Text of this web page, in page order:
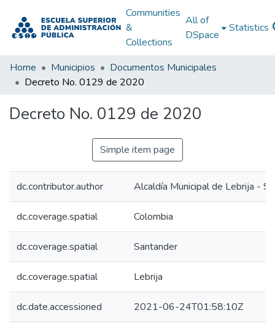
Communities
&
Collections
All of
DSpace
Statistics
Home Municipios
Documentos Municipales
Decreto No. 0129 de 2020
Decreto No. 0129 de 2020
Simple item page
dc.contributor.author Alcaldía Municipal de Lebrija -
dc.coverage.spatial Colombia
dc.coverage.spatial Santander
dc.coverage.spatial Lebrija
dc.date.accessioned 2021-06-24T01:58:10Z